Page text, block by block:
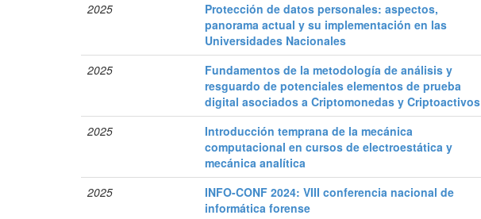
2025
Protección de datos personales: aspectos,
panorama actual y su implementación en las
Universidades Nacionales
2025
Fundamentos de la metodología de análisis y
resguardo de potenciales elementos de prueba
digital asociados a Criptomonedas y Criptoactivos
2025
Introducción temprana de la mecánica
computacional en cursos de electroestática y
mecánica analítica
2025
INFO-CONF 2024: VIII conferencia nacional de
informática forense